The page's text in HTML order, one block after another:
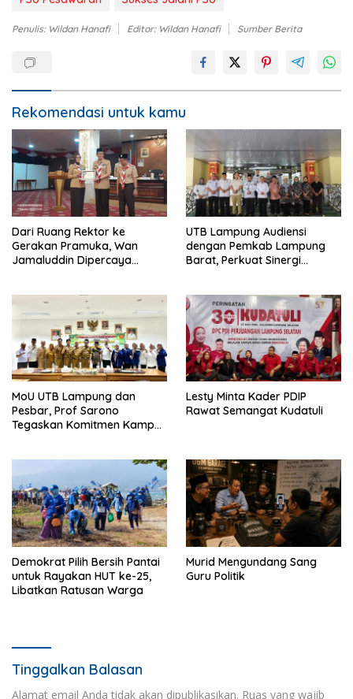
Penulis: Wildan Hanafi Editor: Wildan Hanafi Sumber Berita
Rekomendasi untuk kamu
Dari Ruang Rektor ke
Gerakan Pramuka, Wan
Jamaluddin Dipercaya
UTB Lampung Audiensi
dengan Pemkab Lampung
Barat, Perkuat Sinergi
MoU UTB Lampung dan
Pesbar, Prof Sarono
Tegaskan Komitmen Kampus
Lesty Minta Kader PDIP
Rawat Semangat Kudatuli
Demokrat Pilih Bersih Pantai
untuk Rayakan HUT ke-25,
Libatkan Ratusan Warga
Murid Mengundang Sang
Guru Politik
Tinggalkan Balasan
Alamat email Anda tidak akan dipublikasikan. Ruas yang wajib